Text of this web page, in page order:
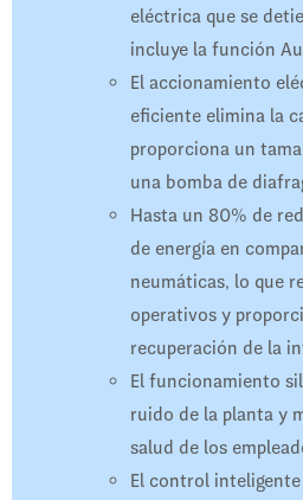
eléctrica que se
incluye la función
El accionamiento
eficiente elimina la
proporciona un
una bomba de
Hasta un 80% de
de energía en
neumáticas, lo que
operativos y
recuperación de la
El funcionamiento
ruido de la planta y
salud de los
El control